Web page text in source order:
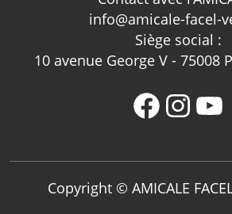
info@amicale-facel-
Siège social :
10 avenue George V - 75008
Copyright © AMICALE